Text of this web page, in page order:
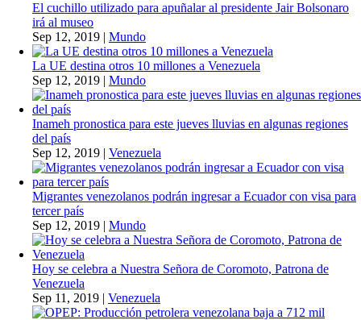
El cuchillo utilizado para apuñalar al presidente Jair Bolsonaro
irá al museo
Sep 12, 2019 | Mundo
La UE destina otros 10 millones a Venezuela
Sep 12, 2019 | Mundo
Inameh pronostica para este jueves lluvias en algunas regiones
del país
Sep 12, 2019 | Venezuela
Migrantes venezolanos podrán ingresar a Ecuador con visa para
tercer país
Sep 12, 2019 | Mundo
Hoy se celebra a Nuestra Señora de Coromoto, Patrona de
Venezuela
Sep 11, 2019 | Venezuela